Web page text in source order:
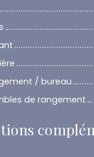
/ bureau
de rangement